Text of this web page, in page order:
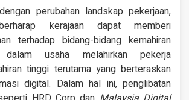
perubahan landskap pekerjaan,
kerajaan dapat memberi
terhadap bidang-bidang kemahiran
dalam usaha melahirkan pekerja
tinggi terutama yang berteraskan
digital. Dalam hal ini, penglibatan